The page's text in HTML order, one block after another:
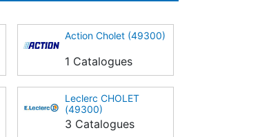
Action Cholet (49300)
1 Catalogues
Leclerc CHOLET
(49300)
3 Catalogues